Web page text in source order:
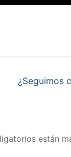
Entrada
¿Seguimos
están